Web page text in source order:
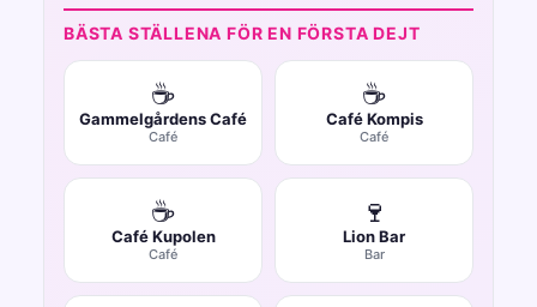
BÄSTA STÄLLENA FÖR EN FÖRSTA DEJT
☕
Gammelgårdens Café
Café
☕
Café Kompis
Café
☕
Café Kupolen
Café
🍷
Lion Bar
Bar